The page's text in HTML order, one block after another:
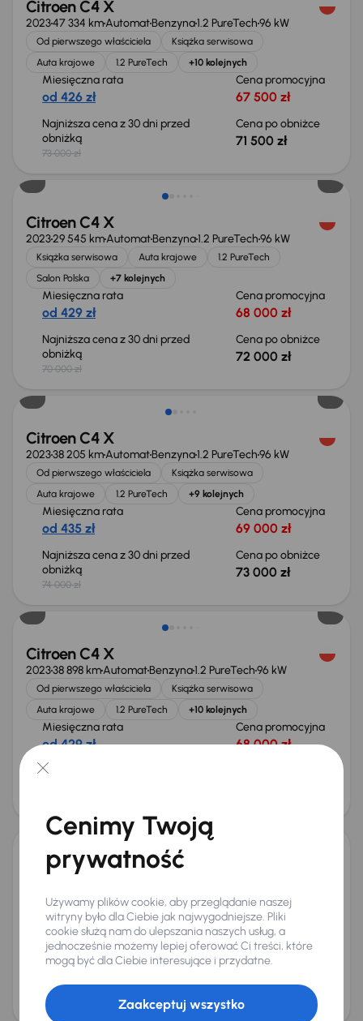
Citroen C4 X
202347 334 kmAutomatBenzyna1.2 PureTech96 kW
Od pierwszego właściciela
Książka serwisowa
Auta krajowe
1.2 PureTech +10 kolejnych
Miesięczna rata
od 426 zł
Cena promocyjna
67 500 zł
Najniższa cena z 30 dni przed
obniżką
73 000 zł
Cena po obniżce
71 500 zł
Citroen C4 X
202329 545 kmAutomatBenzyna1.2 PureTech96 kW
Książka serwisowa Auta krajowe
1.2 PureTech
Salon Polska
+7 kolejnych
Miesięczna rata
od 429 zł
Cena promocyjna
68 000 zł
Najniższa cena z 30 dni przed
obniżką
70 000 zł
Cena po obniżce
72 000 zł
Taniej o 1 000 zł
Citroen C4 X
202338 205 kmAutomatBenzyna1.2 PureTech96 kW
Od pierwszego właściciela
Książka serwisowa
Auta krajowe
1.2 PureTech +9 kolejnych
Miesięczna rata
od 435 zł
Cena promocyjna
69 000 zł
Najniższa cena z 30 dni przed
obniżką
74 000 zł
Cena po obniżce
73 000 zł
Taniej o 2 000 zł
Citroen C4 X
202338 898 kmAutomatBenzyna1.2 PureTech96 kW
Od pierwszego właściciela
Książka serwisowa
Auta krajowe
1.2 PureTech +10 kolejnych
Miesięczna rata
od 429 zł
Cena promocyjna
68 000 zł
Najniższa cena z 30 dni przed
Citroen C4 X
Książka serwisowa Auta krajowe
1.2 PureTech
Salon Polska
+9 kolejnych
Miesięczna rata
od 417 zł
Cena promocyjna
66 000 zł
Cena
70 000 zł
Świeżo skupione
Cenimy Twoją
prywatność
Używamy plików cookie, aby przeglądanie naszej
witryny było dla Ciebie jak najwygodniejsze. Pliki
cookie służą nam do ulepszania naszych usług, a
jednocześnie możemy lepiej oferować Ci treści, które
mogą być dla Ciebie interesujące i przydatne.
Zaakceptuj wszystko